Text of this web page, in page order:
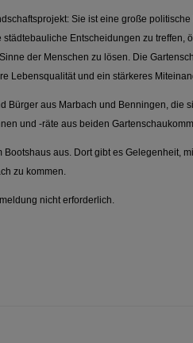
Sie ist eine große
Entscheidungen zu treffen,
der Menschen zu lösen. Die
Lebensqualität und ein stärkeres
Bürger aus Marbach und Benningen, die
und -räte aus beiden
Bootshaus aus. Dort gibt es Gelegenheit,
zu kommen.
nicht erforderlich.